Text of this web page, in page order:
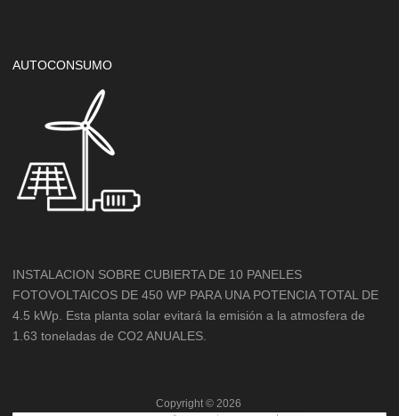
AUTOCONSUMO
INSTALACION SOBRE CUBIERTA DE 10 PANELES
FOTOVOLTAICOS DE 450 WP PARA UNA POTENCIA TOTAL DE
4.5 kWp. Esta planta solar evitará la emisión a la atmosfera de
1.63 toneladas de CO2 ANUALES.
Copyright © 2026